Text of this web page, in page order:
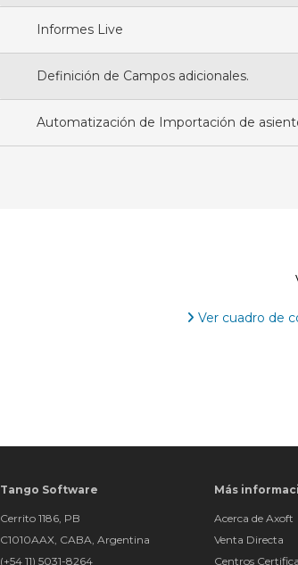
Informes Live
Definición de Campos adicionales.
Automatización de Importación de
Ver cuadro de
Tango Software
Cerrito 1186, PB
C1010AAX, CABA, Argentina
(+54 11) 5031-8264
Más
Acerca de Axoft
Venta Directa
Centros